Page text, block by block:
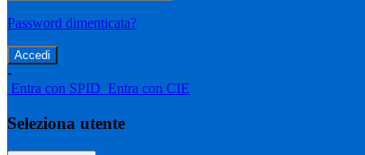
Password dimenticata?
-
Entra con SPID Entra con CIE
Seleziona utente